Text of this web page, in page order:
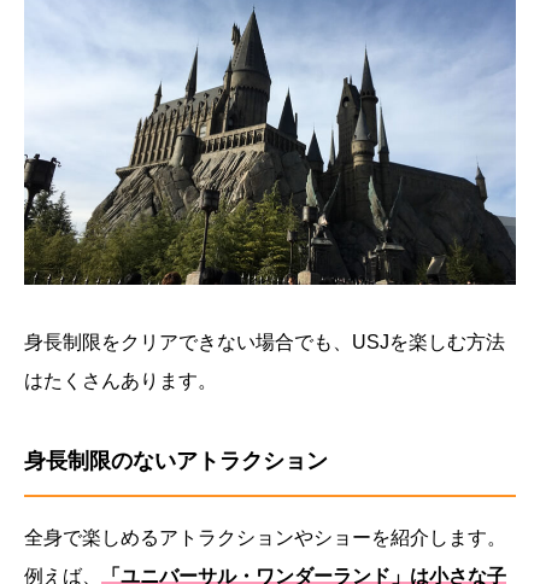
身長制限をクリアできない場合でも、USJを楽しむ方法
はたくさんあります。
身長制限のないアトラクション
全身で楽しめるアトラクションやショーを紹介します。
例えば、
「ユニバーサル・ワンダーランド」は小さな子